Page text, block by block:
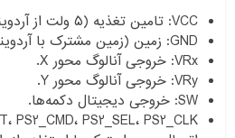
VCC: تامین تغذیه (۵ ولت از آردوینو).
GND: زمین (زمین مشترک با آردوینو).
VRx: خروجی آنالوگ محور X.
VRy: خروجی آنالوگ محور Y.
SW: خروجی دیجیتال دکمه‌ها.